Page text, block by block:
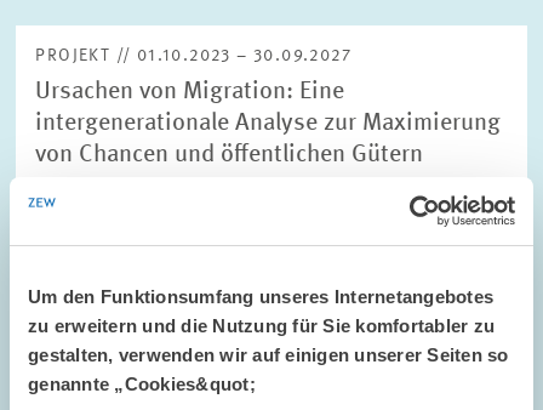
Um den Funktionsumfang unseres Internetangebotes
zu erweitern und die Nutzung für Sie komfortabler zu
gestalten, verwenden wir auf einigen unserer Seiten so
genannte „Cookies&quot;
PROJEKT // 01.10.2023 – 30.09.2027
Ursachen von Migration: Eine
intergenerationale Analyse zur Maximierung
von Chancen und öffentlichen Gütern
Dieses Projekt zielt darauf ab, zur Literatur über die Ökonomie
Millionen italienischen…
01.10.2023 – 30.09.2027